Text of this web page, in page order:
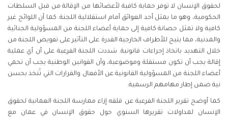
لحقوق الإنسان لا توفر حماية كافية لأعضائها من الإقالة من قبل السلطات
الحكومية، وهو ما يمثل أحد العوائق أمام استقلالية اللجنة. كما أن اللوائح غير
كافية ولا تمثل حصانة كافية إلى حماية أعضاء اللجنة من المسؤولية الجنائية
والمدنية، مما يتيح للأطراف الخارجية القدرة على التأثير على تفويض اللجنة من
خلال التهديد باتخاذ إجراءات قانونية. شددت اللجنة الفرعية على أن أي عملية
إقالة يجب أن تكون مستقلة وموضوعية، وأن القوانين الوطنية يجب أن تحمي
أعضاء اللجنة من المسؤولية القانونية عن الأفعال والقرارات التي تُتخذ بحسن
نية ضمن إطار مهامهم الرسمية.
كما أوضح تقرير اللجنة الفرعية عن قلقه إزاء ممارسة اللجنة العمانية لحقوق
الإنسان لمداولات تقريرها السنوي حول حقوق الإنسان في عمان مع